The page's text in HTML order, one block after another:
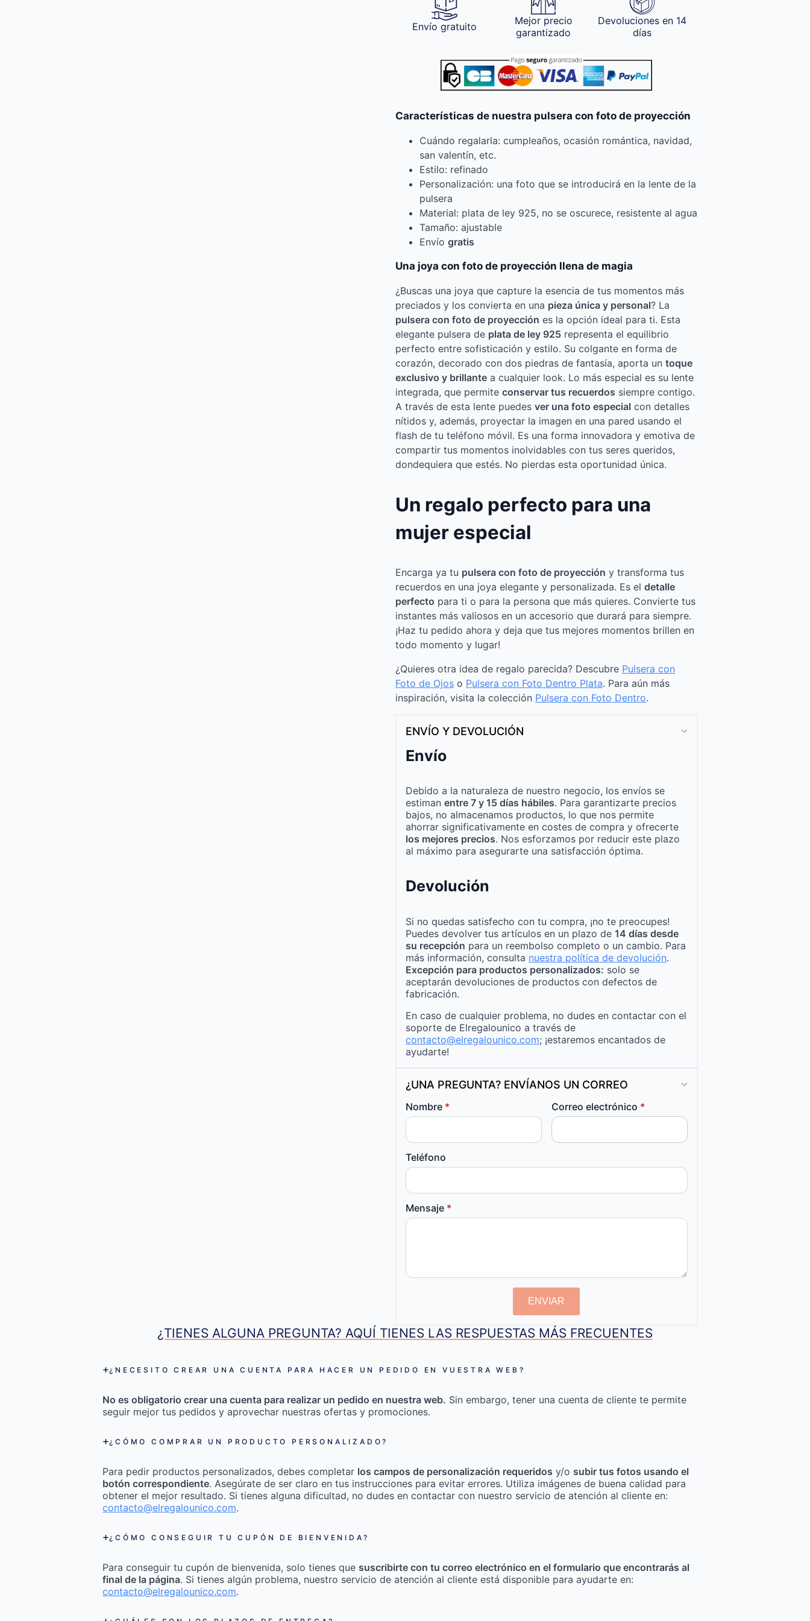
Envío gratuito
Mejor precio
garantizado
Devoluciones en 14
días
Características de nuestra pulsera con foto de proyección
Cuándo regalarla: cumpleaños, ocasión romántica, navidad,
san valentín, etc.
Estilo: refinado
Personalización: una foto que se introducirá en la lente de la
pulsera
Material: plata de ley 925, no se oscurece, resistente al agua
Tamaño: ajustable
Envío gratis
Una joya con foto de proyección llena de magia
¿Buscas una joya que capture la esencia de tus momentos más
preciados y los convierta en una pieza única y personal? La
pulsera con foto de proyección es la opción ideal para ti. Esta
elegante pulsera de plata de ley 925 representa el equilibrio
perfecto entre sofisticación y estilo. Su colgante en forma de
corazón, decorado con dos piedras de fantasía, aporta un toque
exclusivo y brillante a cualquier look. Lo más especial es su lente
integrada, que permite conservar tus recuerdos siempre contigo.
A través de esta lente puedes ver una foto especial con detalles
nítidos y, además, proyectar la imagen en una pared usando el
flash de tu teléfono móvil. Es una forma innovadora y emotiva de
compartir tus momentos inolvidables con tus seres queridos,
dondequiera que estés. No pierdas esta oportunidad única.
Un regalo perfecto para una
mujer especial
Encarga ya tu pulsera con foto de proyección y transforma tus
recuerdos en una joya elegante y personalizada. Es el detalle
perfecto para ti o para la persona que más quieres. Convierte tus
instantes más valiosos en un accesorio que durará para siempre.
¡Haz tu pedido ahora y deja que tus mejores momentos brillen en
todo momento y lugar!
¿Quieres otra idea de regalo parecida? Descubre Pulsera con
Foto de Ojos o Pulsera con Foto Dentro Plata. Para aún más
inspiración, visita la colección Pulsera con Foto Dentro.
ENVÍO Y DEVOLUCIÓN
Envío
Debido a la naturaleza de nuestro negocio, los envíos se
estiman entre 7 y 15 días hábiles. Para garantizarte precios
bajos, no almacenamos productos, lo que nos permite
ahorrar significativamente en costes de compra y ofrecerte
los mejores precios. Nos esforzamos por reducir este plazo
al máximo para asegurarte una satisfacción óptima.
Devolución
Si no quedas satisfecho con tu compra, ¡no te preocupes!
Puedes devolver tus artículos en un plazo de 14 días desde
su recepción para un reembolso completo o un cambio. Para
más información, consulta nuestra política de devolución.
Excepción para productos personalizados: solo se
aceptarán devoluciones de productos con defectos de
fabricación.
En caso de cualquier problema, no dudes en contactar con el
soporte de Elregalounico a través de
contacto@elregalounico.com; ¡estaremos encantados de
ayudarte!
¿UNA PREGUNTA? ENVÍANOS UN CORREO
Nombre * Correo electrónico *
Teléfono
Mensaje *
ENVIAR
¿TIENES ALGUNA PREGUNTA? AQUÍ TIENES LAS RESPUESTAS MÁS FRECUENTES
¿NECESITO CREAR UNA CUENTA PARA HACER UN PEDIDO EN VUESTRA WEB?
No es obligatorio crear una cuenta para realizar un pedido en nuestra web. Sin embargo, tener una cuenta de cliente te permite
seguir mejor tus pedidos y aprovechar nuestras ofertas y promociones.
¿CÓMO COMPRAR UN PRODUCTO PERSONALIZADO?
Para pedir productos personalizados, debes completar los campos de personalización requeridos y/o subir tus fotos usando el
botón correspondiente. Asegúrate de ser claro en tus instrucciones para evitar errores. Utiliza imágenes de buena calidad para
obtener el mejor resultado. Si tienes alguna dificultad, no dudes en contactar con nuestro servicio de atención al cliente en:
contacto@elregalounico.com.
¿CÓMO CONSEGUIR TU CUPÓN DE BIENVENIDA?
Para conseguir tu cupón de bienvenida, solo tienes que suscribirte con tu correo electrónico en el formulario que encontrarás al
final de la página. Si tienes algún problema, nuestro servicio de atención al cliente está disponible para ayudarte en:
contacto@elregalounico.com.